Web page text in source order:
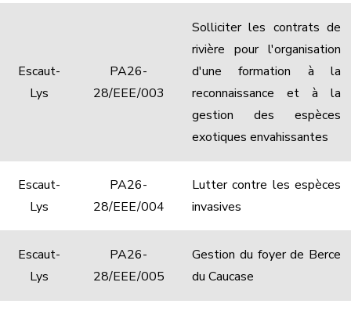
Escaut-
Lys
PA26-
28/EEE/003
Solliciter les contrats de
rivière pour l'organisation
d'une formation à la
reconnaissance et à la
gestion des espèces
exotiques envahissantes
Escaut-
Lys
PA26-
28/EEE/004
Lutter contre les espèces
invasives
Escaut-
Lys
PA26-
28/EEE/005
Gestion du foyer de Berce
du Caucase